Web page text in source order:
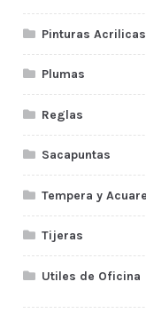
Pinturas Acrilicas
Plumas
Reglas
Sacapuntas
Tempera y
Tijeras
Utiles de Oficina